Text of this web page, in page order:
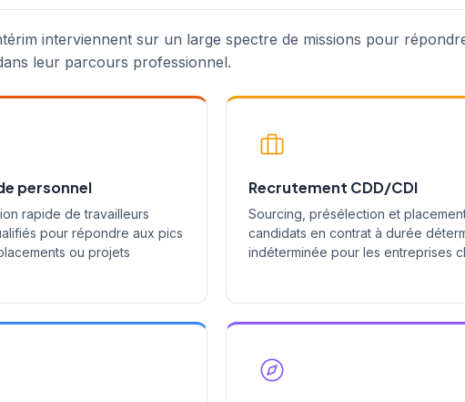
interviennent sur un large spectre de missions pour
leur parcours professionnel.
personnel
rapide de travailleurs
pour répondre aux pics
ou projets
Recrutement CDD/CDI
Sourcing, présélection et
candidats en contrat à durée
indéterminée pour les entreprises